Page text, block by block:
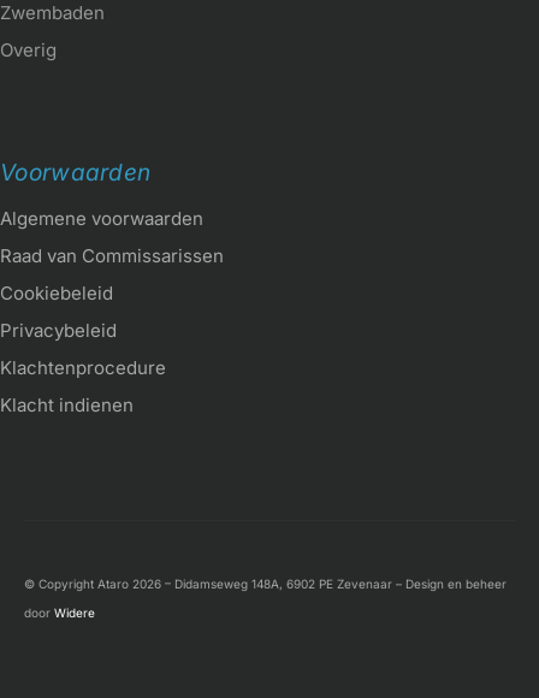
Zwembaden
Overig
Voorwaarden
Algemene voorwaarden
Raad van Commissarissen
Cookiebeleid
Privacybeleid
Klachtenprocedure
Klacht indienen
© Copyright Ataro 2026 – Didamseweg 148A, 6902 PE Zevenaar – Design en beheer
door Widere